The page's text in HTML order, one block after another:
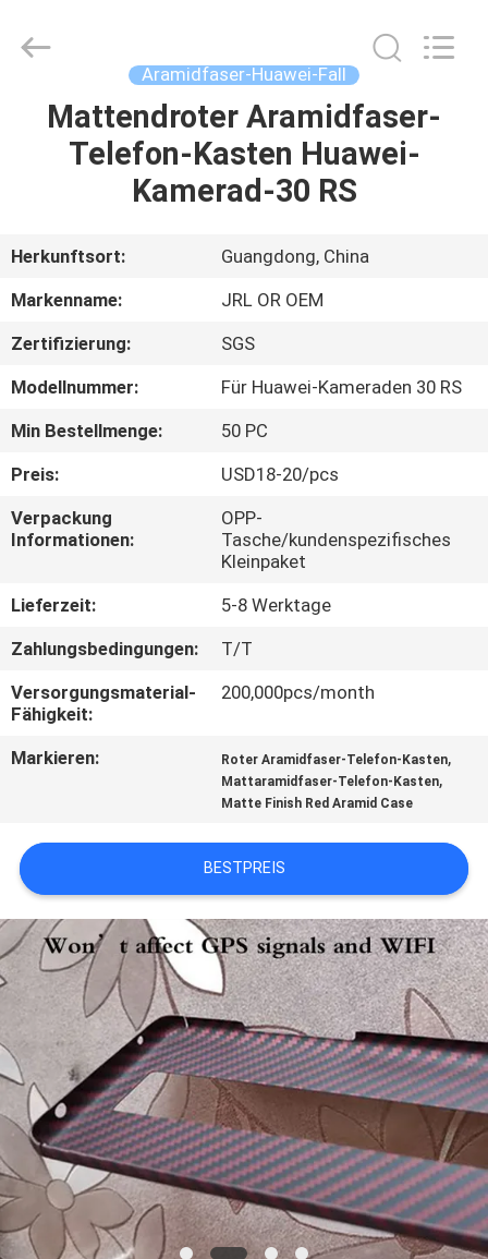
HEIM
PRODUKTE
VIDEOS
SHOW
ÜBER
UNS
QUALITÄTSKONTROLLE
KONTAKTIERE
UNS
NACHRICHTEN
NEWS
SITEMAP
PRIVACY
POLICY
Aramidfaser-Huawei-Fall
Mattendroter Aramidfaser-
Telefon-Kasten Huawei-
Kamerad-30 RS
Herkunftsort:
Guangdong, China
Markenname:
JRL OR OEM
Zertifizierung:
SGS
Modellnummer:
Für Huawei-Kameraden 30 RS
Min Bestellmenge:
50 PC
Preis:
USD18-20/pcs
Verpackung
Informationen:
OPP-
Tasche/kundenspezifisches
Kleinpaket
Lieferzeit:
5-8 Werktage
Zahlungsbedingungen:
T/T
Versorgungsmaterial-
Fähigkeit:
200,000pcs/month
Markieren: Roter Aramidfaser-Telefon-Kasten,
Mattaramidfaser-Telefon-Kasten,
Matte Finish Red Aramid Case
BESTPREIS